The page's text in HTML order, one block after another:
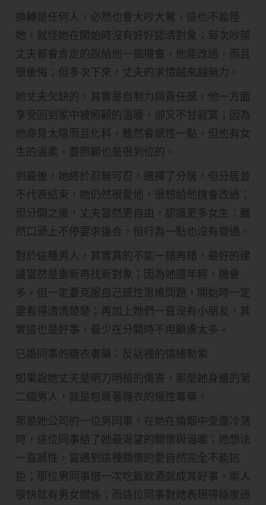
換轉是任何人，必然也會大吵大駡，這也不能怪
她，就怪她在開始時沒有好好認清對象；每次吵架
丈夫都會肯定的說給他一個機會，他能改過，而且
很後悔；但多次下來，丈夫的求情越來越無力。
她丈夫欠缺的，其實是自制力與責任感，他一方面
享受回到家中被照顧的溫暖，卻又不甘寂寞；因為
她命見太陰而且化科，雖然會感性一點，但也有女
生的溫柔，要照顧也是很到位的。
到最後，她終於忍無可忍，選擇了分居，但分居並
不代表結束，她仍然很愛他，很想給他機會改過；
但分開之後，丈夫當然更自由，認識更多女生；雖
然口頭上不停要求復合，但行為一點也沒有變過。
對於這種男人，其實真的不能一錯再錯，最好的建
議當然是重新再找新對象；因為她還年輕，機會
多，但一定要克服自己感性思維問題，開始時一定
要看得清清楚楚；再加上她們一直沒有小朋友，其
實這也是好事，最少在分開時不用顧慮太多。
已婚同事的糖衣毒藥：反話裡的情緒勒索
如果說她丈夫是明刀明槍的傷害，那麼她身邊的第
二個男人，就是包裹著糖衣的慢性毒藥。
那是她公司的一位男同事。在她在婚姻中受盡冷落
時，這位同事給了她最渴望的關懷與溫暖；她想法
一直感性，當遇到這種關懷的愛自然完全不能抗
拒；那位男同事借一次吃飯飲酒就成其好事，兩人
很快就有男女關係；而這位同事對她表現得極度迷